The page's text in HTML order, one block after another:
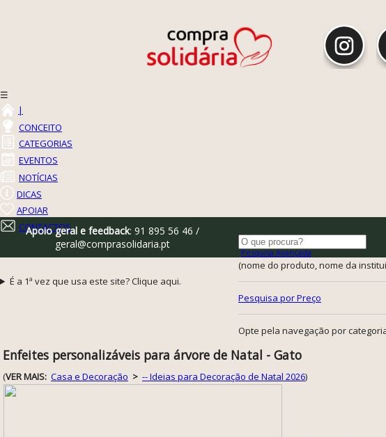
☰
|
CONCEITO
CATEGORIAS
EVENTOS
NOTÍCIAS
DICAS
APOIAR
CONTACTOS
Pesquisa Avançada
(nome do produto, nome da
Pesquisa por Preço
Opte pela navegação por
Apoio geral e feedback: 91 895 56 46 /
geral@comprasolidaria.pt
É a 1ª vez que usa este site? Clique aqui.
Enfeites personalizáveis para árvore de Natal - Gato
(VER MAIS: Casa e Decoração > -- Ideias para Decoração de Natal 2026)